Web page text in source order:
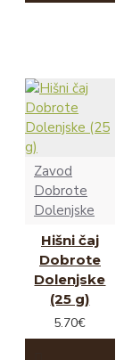
Zavod
Dobrote
Dolenjske
Hišni čaj
Dobrote
Dolenjske
(25 g)
5.70€